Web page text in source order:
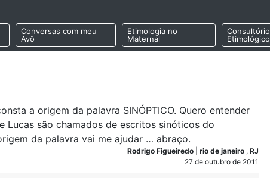
Conversas com meu
Avô
Etimologia no
Maternal
Consultório
Etimológico
a origem da palavra SINÓPTICO. Quero entender
Lucas são chamados de escritos sinóticos do
da palavra vai me ajudar … abraço.
Rodrigo Figueiredo rio de janeiro , RJ
27 de outubro de 2011